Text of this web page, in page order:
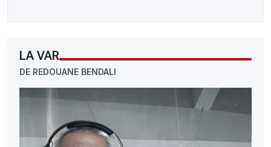
LA VAR
DE REDOUANE BENDALI